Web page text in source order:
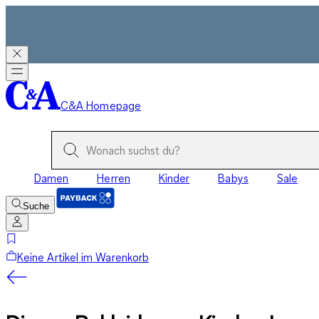
C&A Homepage
Damen Herren Kinder Babys Sale
Suche
Keine Artikel im Warenkorb